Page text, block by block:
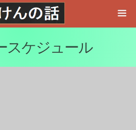
スケジュール